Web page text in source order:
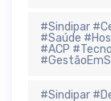
#Sindipar
#Saúde
#ACP
#Sindipar